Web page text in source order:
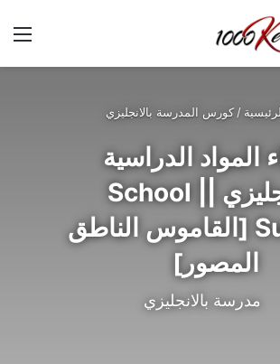
/ كورس المدرسة بالانجليزي
المواد الدراسية
بالانجليزي || School
Subjects [القاموس الناطق
المصور]
مدرسة بالانجليزي